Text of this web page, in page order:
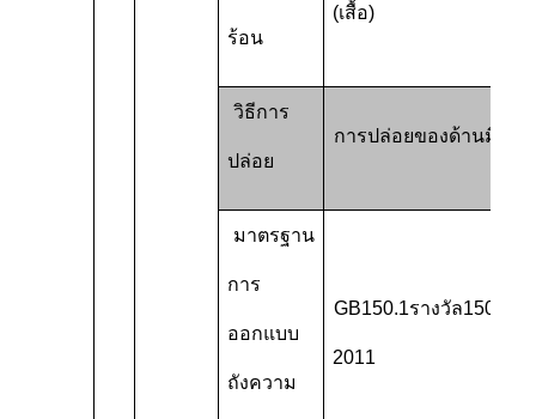
ร้อน
(เสื้อ)
วิธีการ
ปล่อย
การปล่อยของด้านมือ
มาตรฐาน
การ
ออกแบบ
ถังความ
GB150.1รางวัล150.4-
2011